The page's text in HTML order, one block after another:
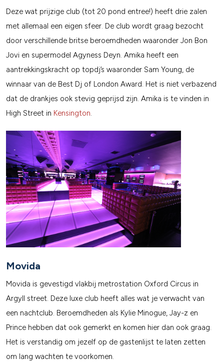
Deze wat prijzige club (tot 20 pond entree!) heeft drie zalen
met allemaal een eigen sfeer. De club wordt graag bezocht
door verschillende britse beroemdheden waaronder Jon Bon
Jovi en supermodel Agyness Deyn. Amika heeft een
aantrekkingskracht op topdj’s waaronder Sam Young, de
winnaar van de Best Dj of London Award. Het is niet verbazend
dat de drankjes ook stevig geprijsd zijn. Amika is te vinden in
High Street in Kensington.
Movida
Movida is gevestigd vlakbij metrostation Oxford Circus in
Argyll street. Deze luxe club heeft alles wat je verwacht van
een nachtclub. Beroemdheden als Kylie Minogue, Jay-z en
Prince hebben dat ook gemerkt en komen hier dan ook graag.
Het is verstandig om jezelf op de gastenlijst te laten zetten
om lang wachten te voorkomen.